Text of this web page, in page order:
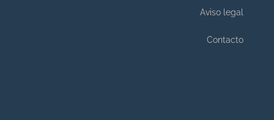
Aviso legal
Contacto